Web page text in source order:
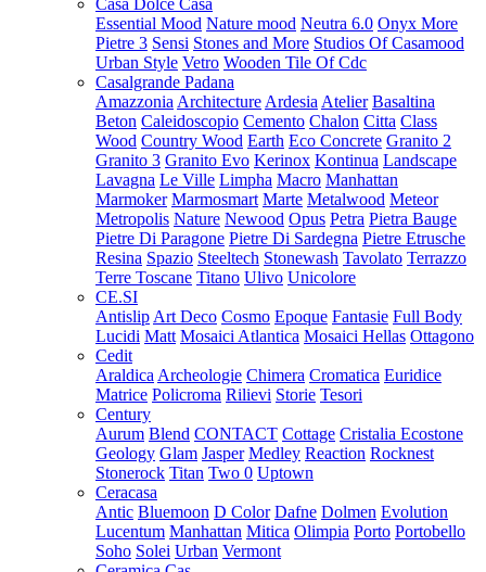
Casa Dolce Casa
Essential Mood Nature mood Neutra 6.0 Onyx More
Pietre 3 Sensi Stones and More Studios Of Casamood
Urban Style Vetro Wooden Tile Of Cdc
Casalgrande Padana
Amazzonia Architecture Ardesia Atelier Basaltina
Beton Caleidoscopio Cemento Chalon Citta Class
Wood Country Wood Earth Eco Concrete Granito 2
Granito 3 Granito Evo Kerinox Kontinua Landscape
Lavagna Le Ville Limpha Macro Manhattan
Marmoker Marmosmart Marte Metalwood Meteor
Metropolis Nature Newood Opus Petra Pietra Bauge
Pietre Di Paragone Pietre Di Sardegna Pietre Etrusche
Resina Spazio Steeltech Stonewash Tavolato Terrazzo
Terre Toscane Titano Ulivo Unicolore
CE.SI
Antislip Art Deco Cosmo Epoque Fantasie Full Body
Lucidi Matt Mosaici Atlantica Mosaici Hellas Ottagono
Cedit
Araldica Archeologie Chimera Cromatica Euridice
Matrice Policroma Rilievi Storie Tesori
Century
Aurum Blend CONTACT Cottage Cristalia Ecostone
Geology Glam Jasper Medley Reaction Rocknest
Stonerock Titan Two 0 Uptown
Ceracasa
Antic Bluemoon D Color Dafne Dolmen Evolution
Lucentum Manhattan Mitica Olimpia Porto Portobello
Soho Solei Urban Vermont